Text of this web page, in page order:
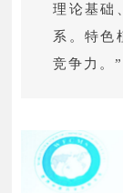
理论基础
系。特色
竞争力。”